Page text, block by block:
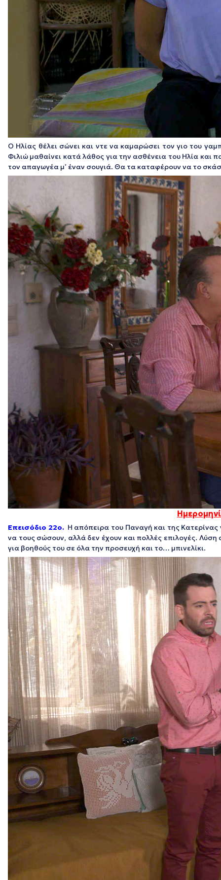
Ο Ηλίας θέλει σώνει και ντε να καμαρώσει τον γιο του
Φιλιώ μαθαίνει κατά λάθος για την ασθένεια του Ηλία
τον απαγωγέα μ’ έναν σουγιά. Θα τα καταφέρουν να το
Επεισόδιο 22ο. Η απόπειρα του Παναγή και της
να τους σώσουν, αλλά δεν έχουν και πολλές επιλογές.
για βοηθούς του σε όλα την προσευχή και το… μπινελίκι.